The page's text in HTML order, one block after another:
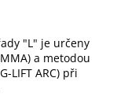
"L" je určeny
a metodou
LIFT ARC) při